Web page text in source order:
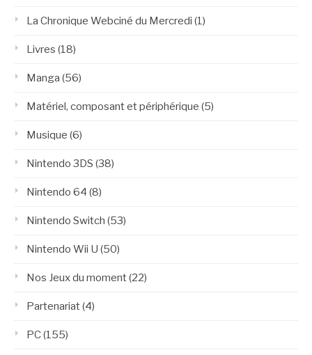
La Chronique Webciné du Mercredi (1)
Livres (18)
Manga (56)
Matériel, composant et périphérique (5)
Musique (6)
Nintendo 3DS (38)
Nintendo 64 (8)
Nintendo Switch (53)
Nintendo Wii U (50)
Nos Jeux du moment(22)
Partenariat(4)
PC(155)